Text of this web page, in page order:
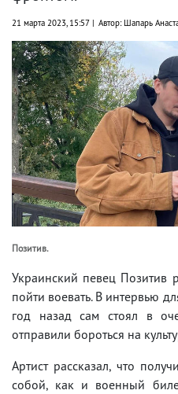
21 марта 2023, 15:57 Автор: Шапарь
Позитив.
Украинский певец Позитив
пойти воевать. В интервью
год назад сам стоял в
отправили бороться на
Артист рассказал, что
собой, как и военный